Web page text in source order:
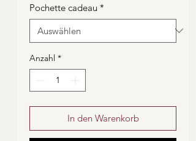
Pochette cadeau *
Anzahl *
In den Warenkorb